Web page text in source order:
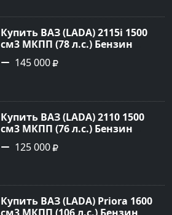
Авторынок23
Купить ВАЗ (LADA) 2115i 1500
см3 МКПП (78 л.с.) Бензин
инжектор в Брюховецкая: цвет
Золотой Седан 2003 года по
Авторынок23
145 000
Купить ВАЗ (LADA) 2110 1500
см3 МКПП (76 л.с.) Бензин
инжектор в Новороссийск:
цвет белый Седан 2004 года по
Авторынок23
125 000
Купить ВАЗ (LADA) Priora 1600